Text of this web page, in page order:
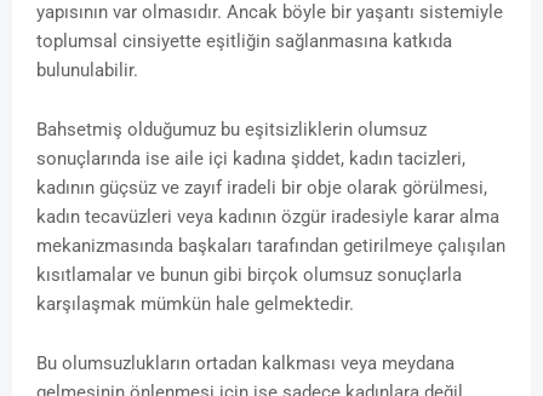
yapısının var olmasıdır. Ancak böyle bir yaşantı sistemiyle
toplumsal cinsiyette eşitliğin sağlanmasına katkıda
bulunulabilir.
Bahsetmiş olduğumuz bu eşitsizliklerin olumsuz
sonuçlarında ise aile içi kadına şiddet, kadın tacizleri,
kadının güçsüz ve zayıf iradeli bir obje olarak görülmesi,
kadın tecavüzleri veya kadının özgür iradesiyle karar alma
mekanizmasında başkaları tarafından getirilmeye çalışılan
kısıtlamalar ve bunun gibi birçok olumsuz sonuçlarla
karşılaşmak mümkün hale gelmektedir.
Bu olumsuzlukların ortadan kalkması veya meydana